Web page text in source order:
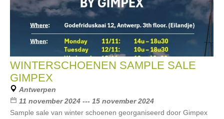
WINTERSCHOENEN SAMPLE SALE
GIMPEX
Antwerpen
11 november 2024 --- 15 november 2024
Sample sale van winter schoenen georganiseerd door Gimpex